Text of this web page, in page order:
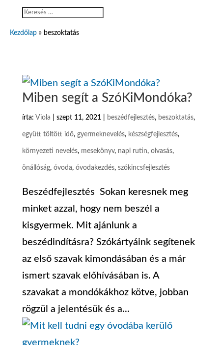
Kezdőlap » beszoktatás
Miben segít a SzóKiMondóka?
írta: Viola szept 11, 2021| beszédfejlesztés, beszoktatás,
együtt töltött idő, gyermeknevelés, készségfejlesztés,
környezeti nevelés, mesekönyv, napi rutin, olvasás,
önállóság, óvoda, óvodakezdés, szókincsfejlesztés
Beszédfejlesztés Sokan keresnek meg
minket azzal, hogy nem beszél a
kisgyermek. Mit ajánlunk a
beszédindításra? Szókártyáink segítenek
az első szavak kimondásában és a már
ismert szavak előhívásában is. A
szavakat a mondókákhoz kötve, jobban
rögzül a jelentésük és a...